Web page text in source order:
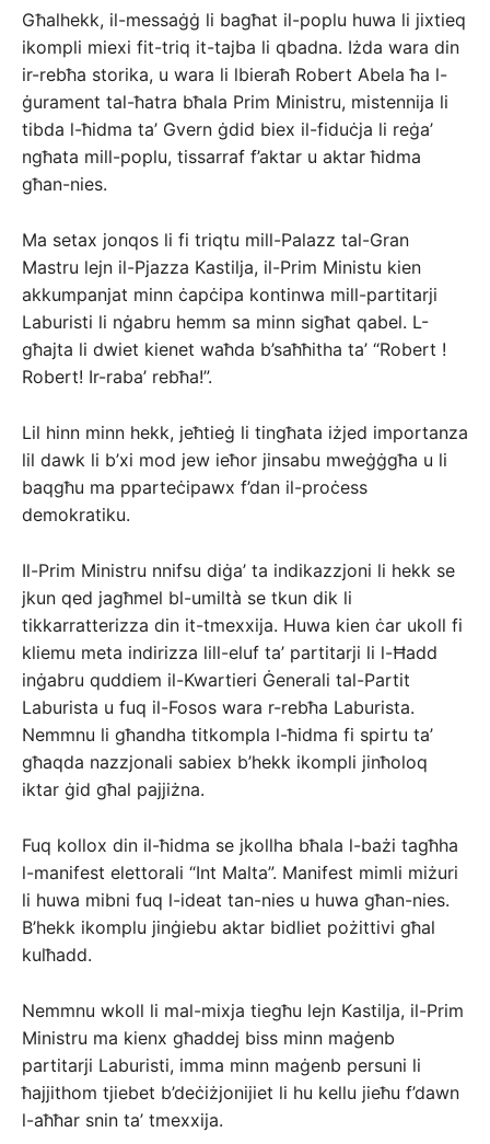
Għalhekk, il-messaġġ li bagħat il-poplu huwa li jixtieq
ikompli miexi fit-triq it-tajba li qbadna. Iżda wara din
ir-rebħa storika, u wara li lbieraħ Robert Abela ħa l-
ġurament tal-ħatra bħala Prim Ministru, mistennija li
tibda l-ħidma ta’ Gvern ġdid biex il-fiduċja li reġa’
ngħata mill-poplu, tissarraf f’aktar u aktar ħidma
għan-nies.
Ma setax jonqos li fi triqtu mill-Palazz tal-Gran
Mastru lejn il-Pjazza Kastilja, il-Prim Ministu kien
akkumpanjat minn ċapċipa kontinwa mill-partitarji
Laburisti li nġabru hemm sa minn sigħat qabel. L-
għajta li dwiet kienet waħda b’saħħitha ta’ “Robert !
Robert! Ir-raba’ rebħa!”.
Lil hinn minn hekk, jeħtieġ li tingħata iżjed importanza
lil dawk li b’xi mod jew ieħor jinsabu mweġġgħa u li
baqgħu ma pparteċipawx f’dan il-proċess
demokratiku.
Il-Prim Ministru nnifsu diġa’ ta indikazzjoni li hekk se
jkun qed jagħmel bl-umiltà se tkun dik li
tikkarratterizza din it-tmexxija. Huwa kien ċar ukoll fi
kliemu meta indirizza lill-eluf ta’ partitarji li l-Ħadd
inġabru quddiem il-Kwartieri Ġenerali tal-Partit
Laburista u fuq il-Fosos wara r-rebħa Laburista.
Nemmnu li għandha titkompla l-ħidma fi spirtu ta’
għaqda nazzjonali sabiex b’hekk ikompli jinħoloq
iktar ġid għal pajjiżna.
Fuq kollox din il-ħidma se jkollha bħala l-bażi tagħha
l-manifest elettorali “Int Malta”. Manifest mimli miżuri
li huwa mibni fuq l-ideat tan-nies u huwa għan-nies.
B’hekk ikomplu jinġiebu aktar bidliet pożittivi għal
kulħadd.
Nemmnu wkoll li mal-mixja tiegħu lejn Kastilja, il-Prim
Ministru ma kienx għaddej biss minn maġenb
partitarji Laburisti, imma minn maġenb persuni li
ħajjithom tjiebet b’deċiżjonijiet li hu kellu jieħu f’dawn
l-aħħar snin ta’ tmexxija.